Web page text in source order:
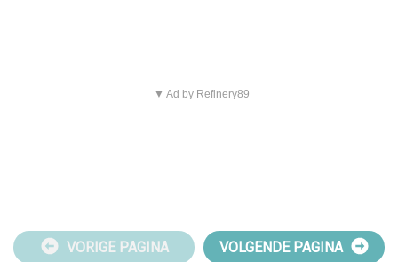
▼ Ad by Refinery89
VORIGE PAGINA VOLGENDE PAGINA